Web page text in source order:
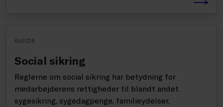
GUIDE
Social sikring
Reglerne om social sikring har betydning for
medarbejderens rettigheder til blandt andet
sygesikring, sygedagpenge, familieydelser,